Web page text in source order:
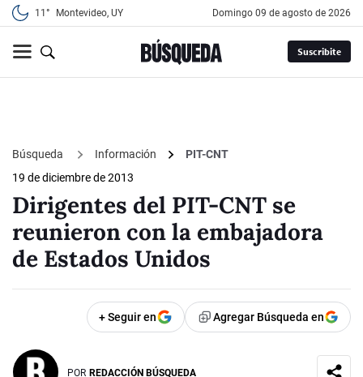
11° Montevideo, UY domingo 09 de agosto de 2026
Suscribite
Búsqueda Información
PIT-CNT
19 de diciembre de 2013
Dirigentes del PIT-CNT se
reunieron con la embajadora
de Estados Unidos
+ Seguir en Agregar Búsqueda en
POR REDACCIÓN BÚSQUEDA